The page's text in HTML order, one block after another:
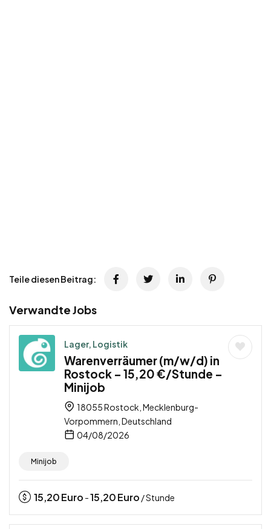
Teile diesen Beitrag:
Verwandte Jobs
Lager, Logistik
Warenverräumer (m/w/d) in
Rostock – 15,20 €/Stunde –
Minijob
18055 Rostock, Mecklenburg-
Vorpommern, Deutschland
04/08/2026
Minijob
15,20Euro -15,20Euro / Stunde